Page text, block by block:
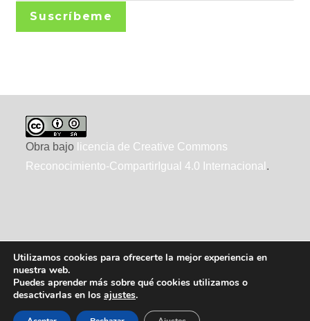
Suscríbeme
Obra bajo licencia de Creative Commons
Reconocimiento-CompartirIgual 4.0 Internacional .
2010-2026 ecointeligencia, realizado por
WordPress
Utilizamos cookies para ofrecerte la mejor experiencia en
nuestra web.
Puedes aprender más sobre qué cookies utilizamos o
desactivarlas en los ajustes.